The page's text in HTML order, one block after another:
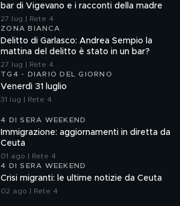
bar di Vigevano e i racconti della madre
27 lug | Rete 4
ZONA BIANCA
Delitto di Garlasco: Andrea Sempio la
mattina del delitto è stato in un bar?
27 lug | Rete 4
TG4 - DIARIO DEL GIORNO
Venerdì 31 luglio
31 lug | Rete 4
4 DI SERA WEEKEND
Immigrazione: aggiornamenti in diretta da
Ceuta
01 ago | Rete 4
4 DI SERA WEEKEND
Crisi migranti: le ultime notizie da Ceuta
02 ago | Rete 4